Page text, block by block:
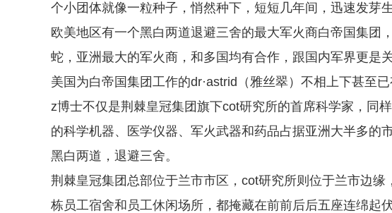
个小团体就像一粒种子，悄然种下，短短几年间，迅速发芽生
欧美地区有一个黑白两道退避三舍的最大军火商白帝国集团
蛇，亚洲最大的军火商，和多国均有合作，跟国内军界更是
美国为白帝国集团工作的dr·astrid（雅丝翠）不相上下甚至已
z博士不仅是荆棘皇冠集团旗下cot研究所的首席科学家，同
的科学机器、医学仪器、军火武器和药品占据亚洲大半多的
黑白两道，退避三舍。
荆棘皇冠集团总部位于兰市市区，cot研究所则位于兰市边
栋员工宿舍和员工休闲场所，都掩藏在前前后后五座连绵起